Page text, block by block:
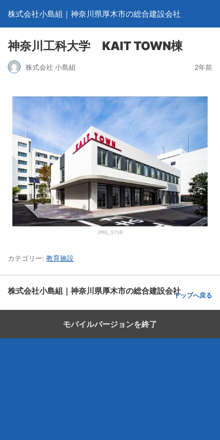
株式会社小島組｜神奈川県厚木市の総合建設会社
神奈川工科大学 KAIT TOWN棟
株式会社 小島組 2年前
カテゴリー: 教育施設
株式会社小島組｜神奈川県厚木市の総合建設会社トップへ戻る
モバイルバージョンを終了